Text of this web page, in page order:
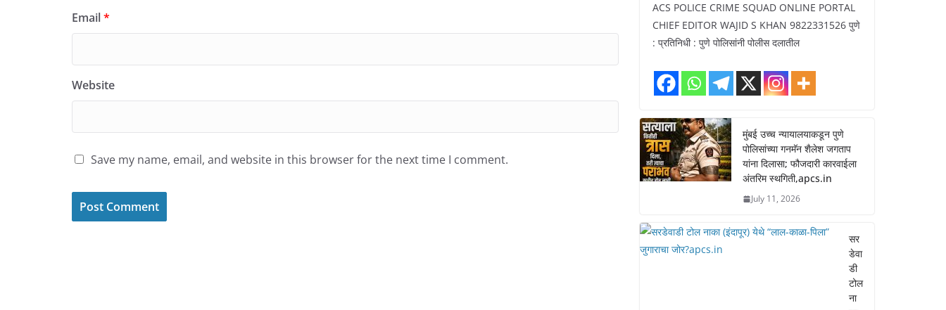
Email*
Website
Save my name, email, and website in this browser for the next time I comment.
ACS POLICE CRIME SQUAD ONLINE PORTAL
CHIEF EDITOR WAJID S KHAN 9822331526 पुणे
: प्रतिनिधी : पुणे पोलिसांनी पोलीस दलातील
मुंबई उच्च न्यायालयाकडून पुणे
पोलिसांच्या गनमॅन शैलेश जगताप
यांना दिलासा; फौजदारी कारवाईला
अंतरिम स्थगिती,apcs.in
July 11, 2026
सर
डेवा
डी
टोल
ना